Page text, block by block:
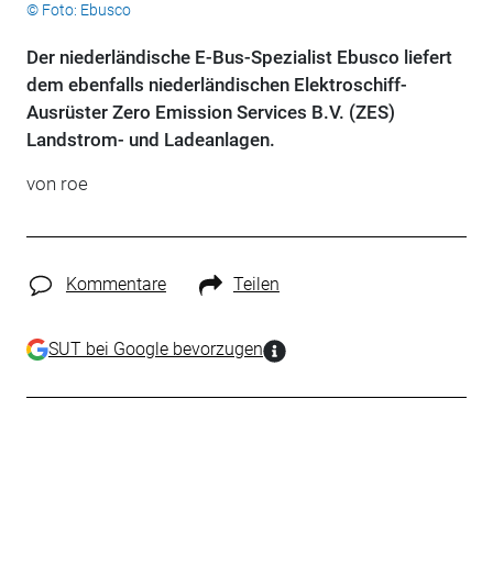
© Foto: Ebusco
Der niederländische E-Bus-Spezialist Ebusco liefert
dem ebenfalls niederländischen Elektroschiff-
Ausrüster Zero Emission Services B.V. (ZES)
Landstrom- und Ladeanlagen.
von roe
Kommentare Teilen
SUT bei Google bevorzugen